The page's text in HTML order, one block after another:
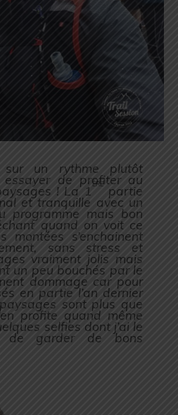
un rythme plutôt
essayer de profiter au
! La 1
ère
partie
et tranquille avec un
programme mais bon
quand on voit ce
montées s’enchainent
sans stress et
vraiment jolis mais
un peu bouchés par le
dommage car pour
en partie l’an dernier
sont plus que
profite quand même
selfies dont j’ai le
de garder de bons